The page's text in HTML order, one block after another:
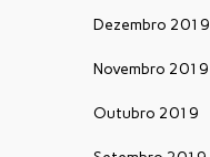
Dezembro 2019
Novembro 2019
Outubro 2019